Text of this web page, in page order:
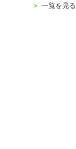
＞ 一覧を見る